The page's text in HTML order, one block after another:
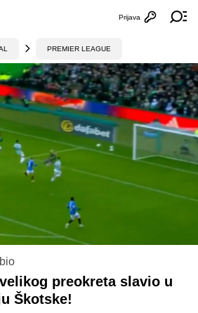
Otvori
Prijava
PREMIER LEAGUE
preokreta slavio u
Škotske!